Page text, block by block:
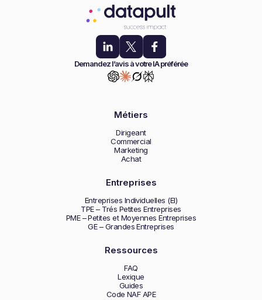
Demandez l’avis à votre IA préférée
Métiers
Dirigeant
Commercial
Marketing
Achat
Entreprises
Entreprises Individuelles (EI)
TPE – Trés Petites Entreprises
PME – Petites et Moyennes Entreprises
GE – Grandes Entreprises
Ressources
FAQ
Lexique
Guides
Code NAF APE